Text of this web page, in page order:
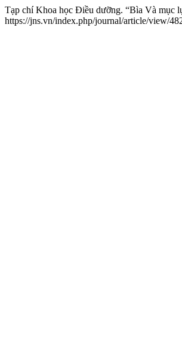
Tạp chí Khoa học Điều dưỡng. “Bìa Và mục
https://jns.vn/index.php/journal/article/view/